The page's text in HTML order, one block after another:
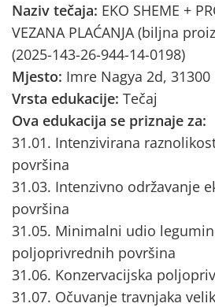
Naziv tečaja: EKO SHEME +
VEZANA PLAĆANJA (biljna
(2025-143-26-944-14-0198)
Mjesto: Imre Nagya 2d,
Vrsta edukacije: Tečaj
Ova edukacija se priznaje za:
31.01. Intenzivirana
površina
31.03. Intenzivno održavanje
površina
31.05. Minimalni udio
poljoprivrednih površina
31.06. Konzervacijska
31.07. Očuvanje travnjaka